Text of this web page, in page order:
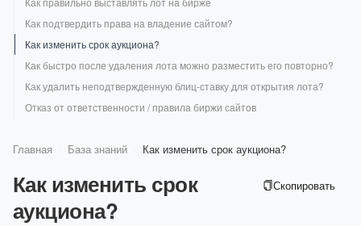
API: Мониторинг бренда в ИИ-ответах
Яндекс.Метрики?
Как использовать инструмент для перефразирования текста
Как использовать инструмент для мониторинга изменений
Как указать страницы, которые не нужно проверять?
Как считать лимиты на проверку позиций?
Сколько стоит проверка позиций
Как отменить подписку
Как подключить тестовый период
Как поменять тариф?
Как получить скидку?
Автопродление
Как отменить оплату картой или сменить карту?
Партнерская программа
Как задать новый пароль для аккаунта
Командный доступ
Вход в аккаунт после отключения авторизации через Google
При проверке сайта возникает черный экран
Правила раздела «Сообщество»
Как подтвердить права на владение сайтом?
Как изменить срок аукциона?
Как быстро после удаления лота можно разместить его повторно?
Как удалить неподтвержденную блиц-ставку для открытия лота?
Отказ от ответственности / правила биржи сайтов
Главная База знаний Как изменить срок аукциона?
Как изменить срок
аукциона?
Скопировать